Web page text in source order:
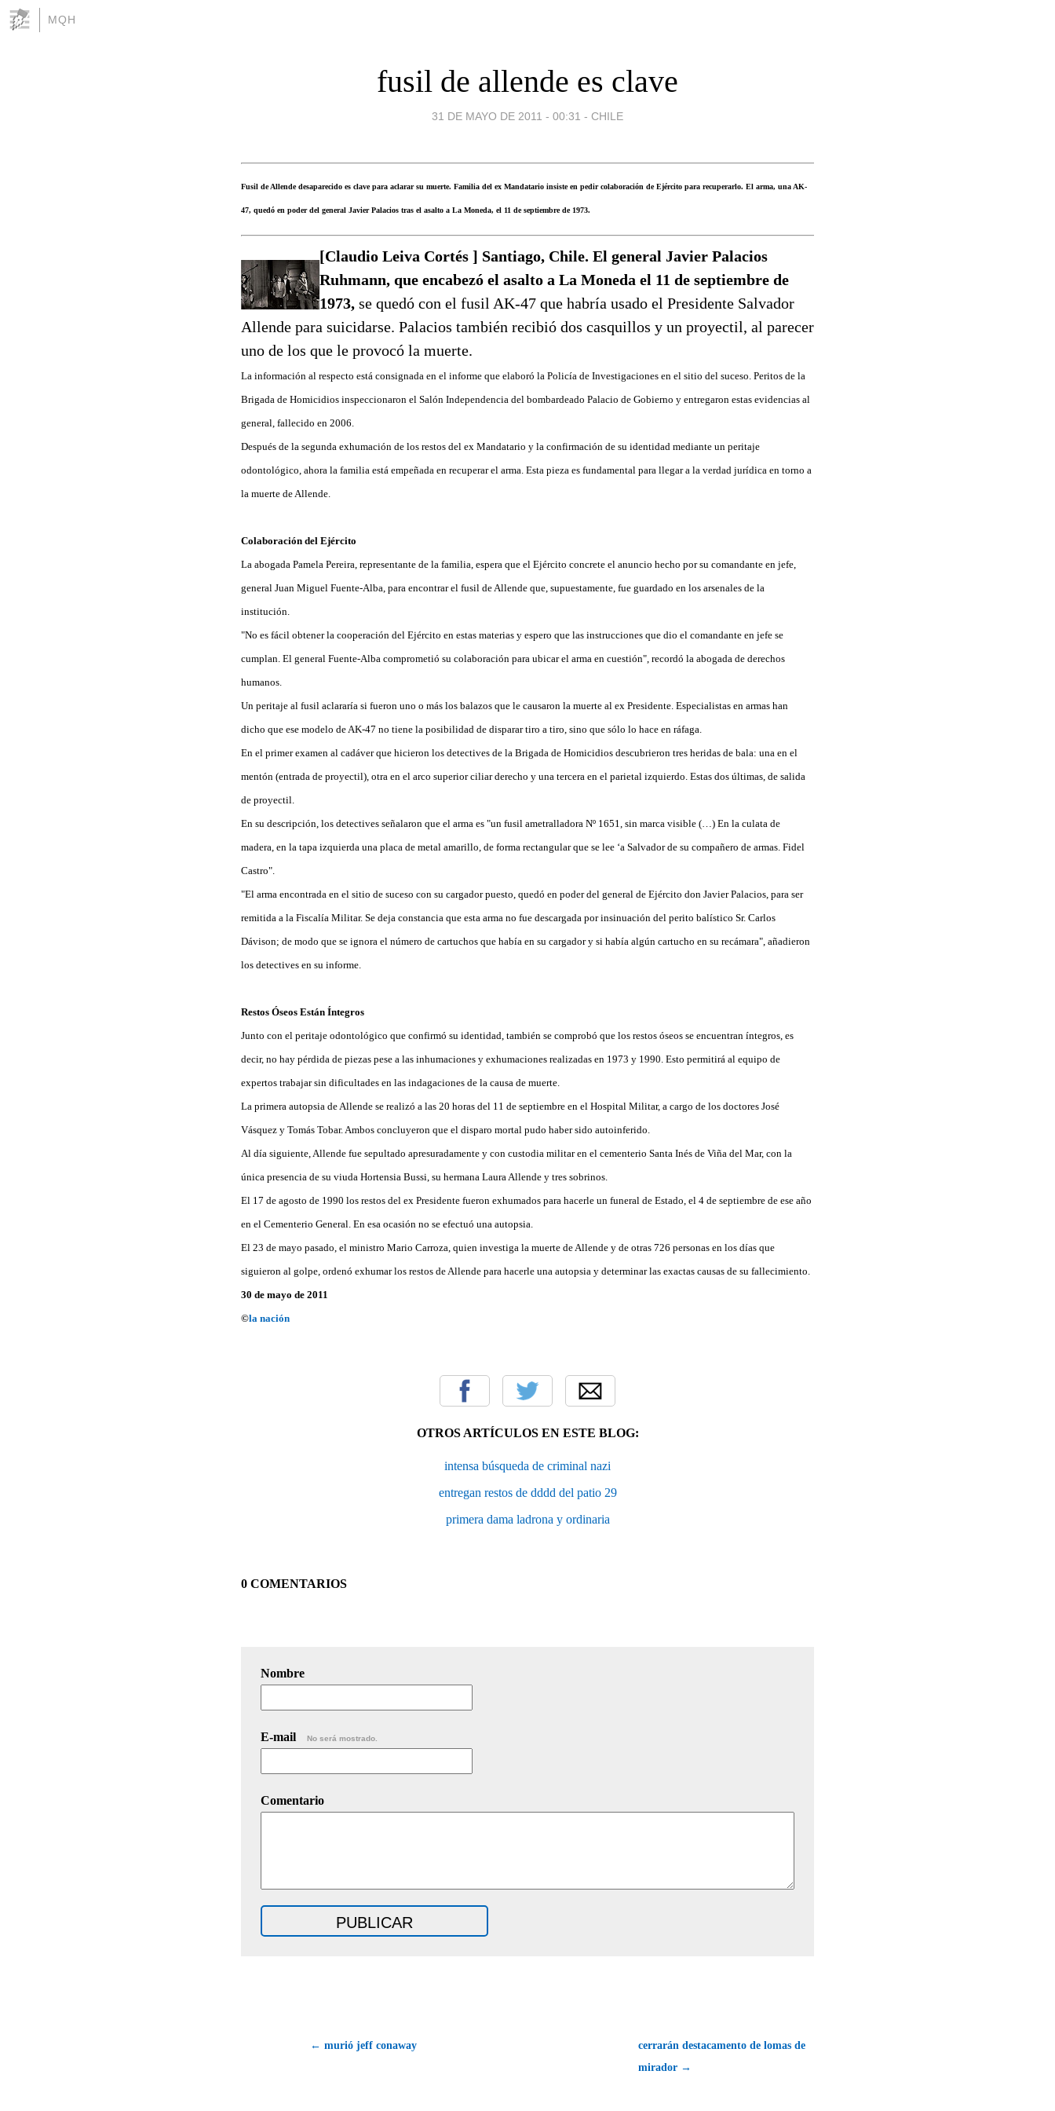
MQH
fusil de allende es clave
31 DE MAYO DE 2011 - 00:31 - CHILE
Fusil de Allende desaparecido es clave para aclarar su muerte. Familia del ex Mandatario insiste en pedir colaboración de Ejército para recuperarlo. El arma, una AK-
47, quedó en poder del general Javier Palacios tras el asalto a La Moneda, el 11 de septiembre de 1973.
[Claudio Leiva Cortés ] Santiago, Chile. El general Javier Palacios
Ruhmann, que encabezó el asalto a La Moneda el 11 de septiembre de
1973, se quedó con el fusil AK-47 que habría usado el Presidente Salvador
Allende para suicidarse. Palacios también recibió dos casquillos y un proyectil, al parecer
uno de los que le provocó la muerte.
La información al respecto está consignada en el informe que elaboró la Policía de Investigaciones en el sitio del suceso. Peritos de la
Brigada de Homicidios inspeccionaron el Salón Independencia del bombardeado Palacio de Gobierno y entregaron estas evidencias al
general, fallecido en 2006.
Después de la segunda exhumación de los restos del ex Mandatario y la confirmación de su identidad mediante un peritaje
odontológico, ahora la familia está empeñada en recuperar el arma. Esta pieza es fundamental para llegar a la verdad jurídica en torno a
la muerte de Allende.
Colaboración del Ejército
La abogada Pamela Pereira, representante de la familia, espera que el Ejército concrete el anuncio hecho por su comandante en jefe,
general Juan Miguel Fuente-Alba, para encontrar el fusil de Allende que, supuestamente, fue guardado en los arsenales de la
institución.
"No es fácil obtener la cooperación del Ejército en estas materias y espero que las instrucciones que dio el comandante en jefe se
cumplan. El general Fuente-Alba comprometió su colaboración para ubicar el arma en cuestión", recordó la abogada de derechos
humanos.
Un peritaje al fusil aclararía si fueron uno o más los balazos que le causaron la muerte al ex Presidente. Especialistas en armas han
dicho que ese modelo de AK-47 no tiene la posibilidad de disparar tiro a tiro, sino que sólo lo hace en ráfaga.
En el primer examen al cadáver que hicieron los detectives de la Brigada de Homicidios descubrieron tres heridas de bala: una en el
mentón (entrada de proyectil), otra en el arco superior ciliar derecho y una tercera en el parietal izquierdo. Estas dos últimas, de salida
de proyectil.
En su descripción, los detectives señalaron que el arma es "un fusil ametralladora Nº 1651, sin marca visible (…) En la culata de
madera, en la tapa izquierda una placa de metal amarillo, de forma rectangular que se lee ‘a Salvador de su compañero de armas. Fidel
Castro".
"El arma encontrada en el sitio de suceso con su cargador puesto, quedó en poder del general de Ejército don Javier Palacios, para ser
remitida a la Fiscalía Militar. Se deja constancia que esta arma no fue descargada por insinuación del perito balístico Sr. Carlos
Dávison; de modo que se ignora el número de cartuchos que había en su cargador y si había algún cartucho en su recámara", añadieron
los detectives en su informe.
Restos Óseos Están Íntegros
Junto con el peritaje odontológico que confirmó su identidad, también se comprobó que los restos óseos se encuentran íntegros, es
decir, no hay pérdida de piezas pese a las inhumaciones y exhumaciones realizadas en 1973 y 1990. Esto permitirá al equipo de
expertos trabajar sin dificultades en las indagaciones de la causa de muerte.
La primera autopsia de Allende se realizó a las 20 horas del 11 de septiembre en el Hospital Militar, a cargo de los doctores José
Vásquez y Tomás Tobar. Ambos concluyeron que el disparo mortal pudo haber sido autoinferido.
Al día siguiente, Allende fue sepultado apresuradamente y con custodia militar en el cementerio Santa Inés de Viña del Mar, con la
única presencia de su viuda Hortensia Bussi, su hermana Laura Allende y tres sobrinos.
El 17 de agosto de 1990 los restos del ex Presidente fueron exhumados para hacerle un funeral de Estado, el 4 de septiembre de ese año
en el Cementerio General. En esa ocasión no se efectuó una autopsia.
El 23 de mayo pasado, el ministro Mario Carroza, quien investiga la muerte de Allende y de otras 726 personas en los días que
siguieron al golpe, ordenó exhumar los restos de Allende para hacerle una autopsia y determinar las exactas causas de su fallecimiento.
30 de mayo de 2011
©la nación
OTROS ARTÍCULOS EN ESTE BLOG:
intensa búsqueda de criminal nazi
entregan restos de dddd del patio 29
primera dama ladrona y ordinaria
0 COMENTARIOS
Nombre
E-mail No será mostrado.
Comentario
← murió jeff conaway
cerrarán destacamento de lomas de
mirador →